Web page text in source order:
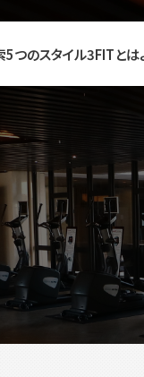
5つのスタイル3FITとは